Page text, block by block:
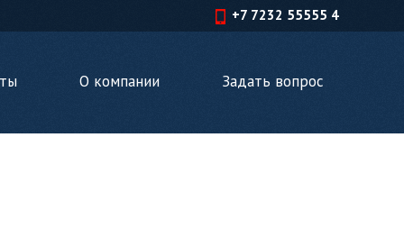
+7 7232 55555 4
О компании Задать вопрос